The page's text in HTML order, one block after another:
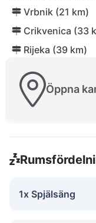
Vrbnik (21 km)
Crikvenica (33
Rijeka (39 km)
Öppna
1x Spjälsäng